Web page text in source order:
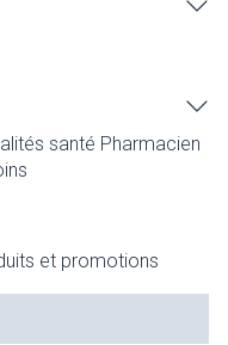
santé Pharmacien
et promotions